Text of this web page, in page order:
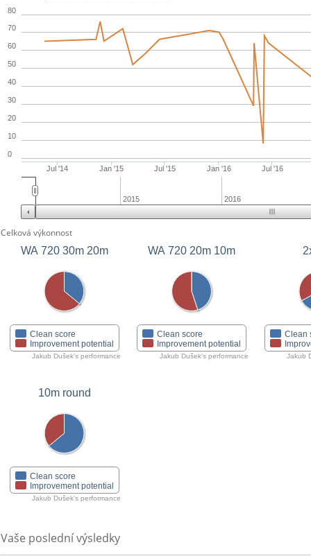
Jul '14 Jan '15 Jul '15 Jan '16 Jul '16
0
10
20
30
40
50
60
70
80
2015 2016
Celková výkonnost
WA 720 30m 20m
Clean score
Improvement potential
Jakub Dušek's performance
WA 720 20m 10m
Clean score
Improvement potential
Jakub Dušek's performance
Clean
Jakub
10m round
Clean score
Improvement potential
Jakub Dušek's performance
Vaše poslední výsledky